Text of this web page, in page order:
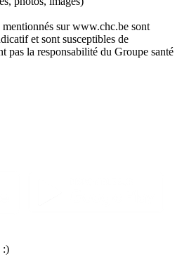
sur www.chc.be sont
et sont susceptibles de
pas la responsabilité du Groupe santé
:)